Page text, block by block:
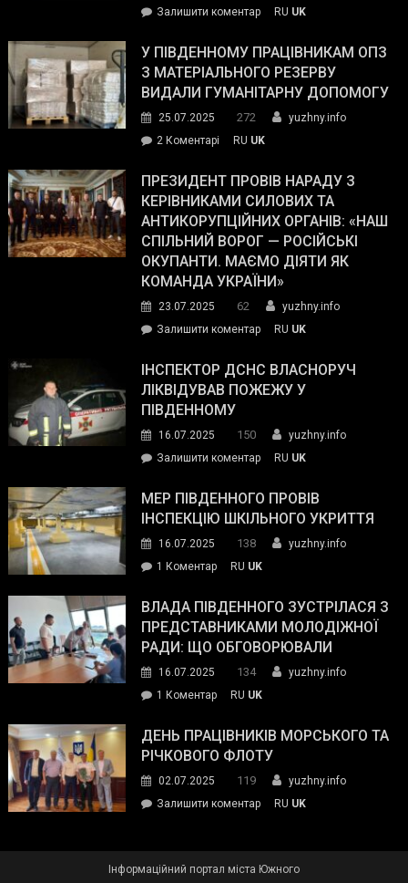
Залишити коментарon
завойовує
симпатії
виборців
The
Street
Journal.
RU UK
У ПІВДЕННОМУ ПРАЦІВНИКАМ ОПЗ
З МАТЕРІАЛЬНОГО РЕЗЕРВУ
ВИДАЛИ ГУМАНІТАРНУ ДОПОМОГУ
25.07.2025 272
yuzhny.info
2 Коментарі
Південному
працівникам
ОПЗ
з
матеріального
резерву
гуманітарну
допомогу
RU UK
ПРЕЗИДЕНТ ПРОВІВ НАРАДУ З
КЕРІВНИКАМИ СИЛОВИХ ТА
АНТИКОРУПЦІЙНИХ ОРГАНІВ: «НАШ
СПІЛЬНИЙ ВОРОГ — РОСІЙСЬКІ
ОКУПАНТИ. МАЄМО ДІЯТИ ЯК
КОМАНДА УКРАЇНИ»
23.07.2025 62
yuzhny.info
Залишити коментарon
провів
нараду
силових
та
органів:
«Наш
спільний
окупанти.
Маємо
діяти
команда
RU UK
ІНСПЕКТОР ДСНС ВЛАСНОРУЧ
ЛІКВІДУВАВ ПОЖЕЖУ У
ПІВДЕННОМУ
16.07.2025 150
yuzhny.info
Залишити коментарon
ДСНС
власноруч
пожежу
у
RU UK
МЕР ПІВДЕННОГО ПРОВІВ
ІНСПЕКЦІЮ ШКІЛЬНОГО УКРИТТЯ
16.07.2025 138
yuzhny.info
1 Коментардо
Південного
провів
інспекцію
укриття
RU UK
ВЛАДА ПІВДЕННОГО ЗУСТРІЛАСЯ З
ПРЕДСТАВНИКАМИ МОЛОДІЖНОЇ
РАДИ: ЩО ОБГОВОРЮВАЛИ
16.07.2025 134
yuzhny.info
1 Коментардо
Південного
зустрілася
представниками
молодіжної
обговорювали
RU UK
ДЕНЬ ПРАЦІВНИКІВ МОРСЬКОГО ТА
РІЧКОВОГО ФЛОТУ
02.07.2025 119
yuzhny.info
Залишити коментарon
RU UK
Інформаційний портал міста Южного